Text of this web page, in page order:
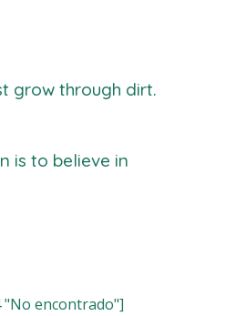
grow through dirt.
is to believe in
encontrado"]